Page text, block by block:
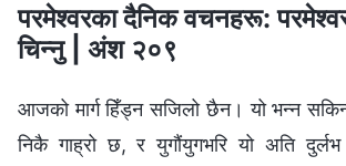
परमेश्‍वरका दैनिक वचनहरू:
चिन्‍नु | अंश २०९
आजको मार्ग हिँड्न सजिलो छैन। यो भन्‍न
निकै गाह्रो छ, र युगौंयुगभरि यो अति